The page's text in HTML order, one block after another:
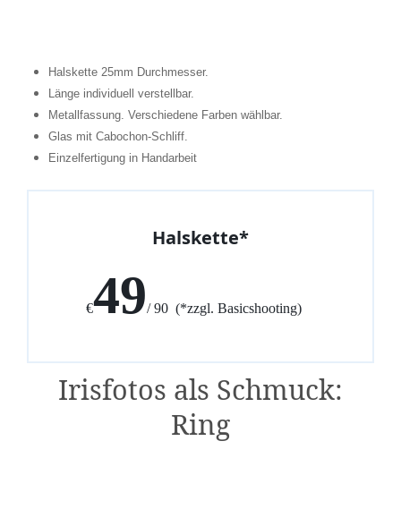
Halskette 25mm Durchmesser.
Länge individuell verstellbar.
Metallfassung. Verschiedene Farben wählbar.
Glas mit Cabochon-Schliff.
Einzelfertigung in Handarbeit
Halskette*
€49/ 90 (*zzgl. Basicshooting)
Irisfotos als Schmuck:
Ring